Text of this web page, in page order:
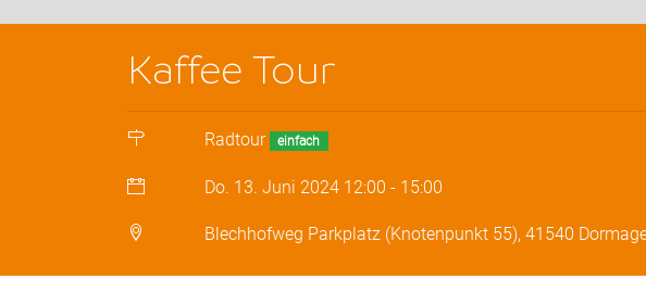
Kaffee Tour
Radtour einfach
Do. 13. Juni 2024 12:00 - 15:00
Blechhofweg Parkplatz (Knotenpunkt 55), 41540